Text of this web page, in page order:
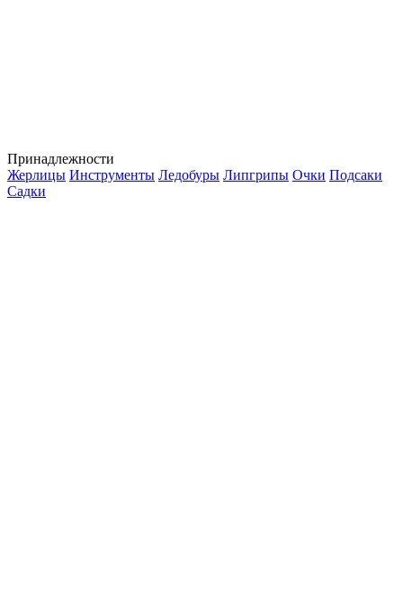
Принадлежности
Жерлицы Инструменты Ледобуры Липгрипы Очки Подсаки
Садки